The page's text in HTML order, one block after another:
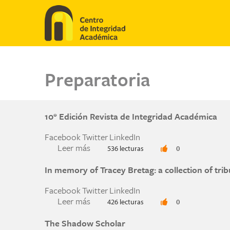
Pasar al contenido principal
Preparatoria
10° Edición Revista de Integridad Académica
FacebookTwitterLinkedIn
Leer más sobre 10° Edición Revista de
536 lecturas 0
In memory of Tracey Bretag: a collection of
FacebookTwitterLinkedIn
Leer más sobre In memory of Tracey Bretag: a
426 lecturas 0
The Shadow Scholar